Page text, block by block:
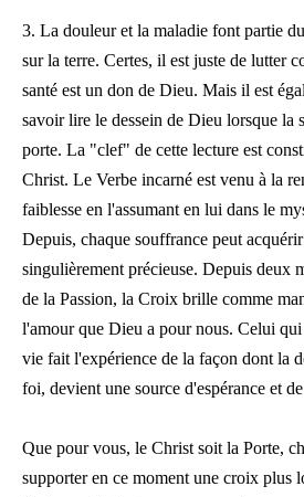
3. La douleur et la maladie font partie
sur la terre. Certes, il est juste de lutter
santé est un don de Dieu. Mais il est
savoir lire le dessein de Dieu lorsque la
porte. La "clef" de cette lecture est
Christ. Le Verbe incarné est venu à la
faiblesse en l'assumant en lui dans le
Depuis, chaque souffrance peut
singulièrement précieuse. Depuis deux
de la Passion, la Croix brille comme
l'amour que Dieu a pour nous. Celui
vie fait l'expérience de la façon dont la
foi, devient une source d'espérance et
Que pour vous, le Christ soit la Porte,
supporter en ce moment une croix plus